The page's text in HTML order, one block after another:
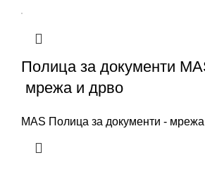
Полица за документи
мрежа и дрво
MAS Полица за документи -